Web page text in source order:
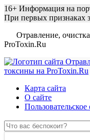
16+ Информация на
При первых признаках
Отравление,
ProToxin.Ru
Карта сайта
О сайте